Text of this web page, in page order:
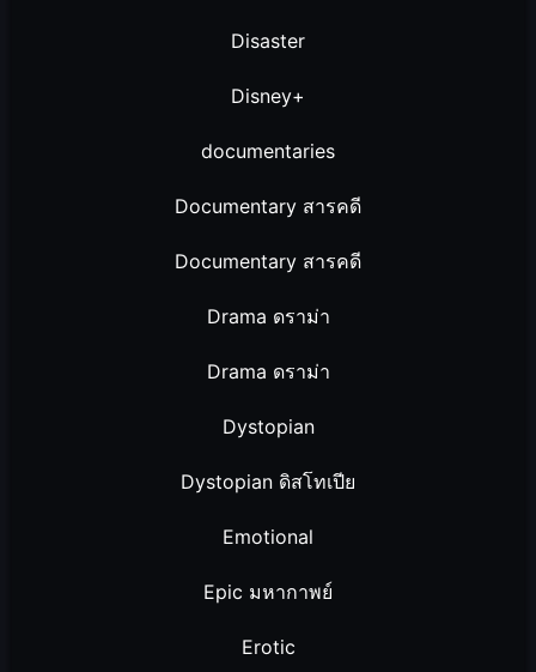
Disaster
Disney+
documentaries
Documentary สารคดี
Documentary สารคดี
Drama ดราม่า
Drama ดราม่า
Dystopian
Dystopian ดิสโทเปีย
Emotional
Epic มหากาพย์
Erotic